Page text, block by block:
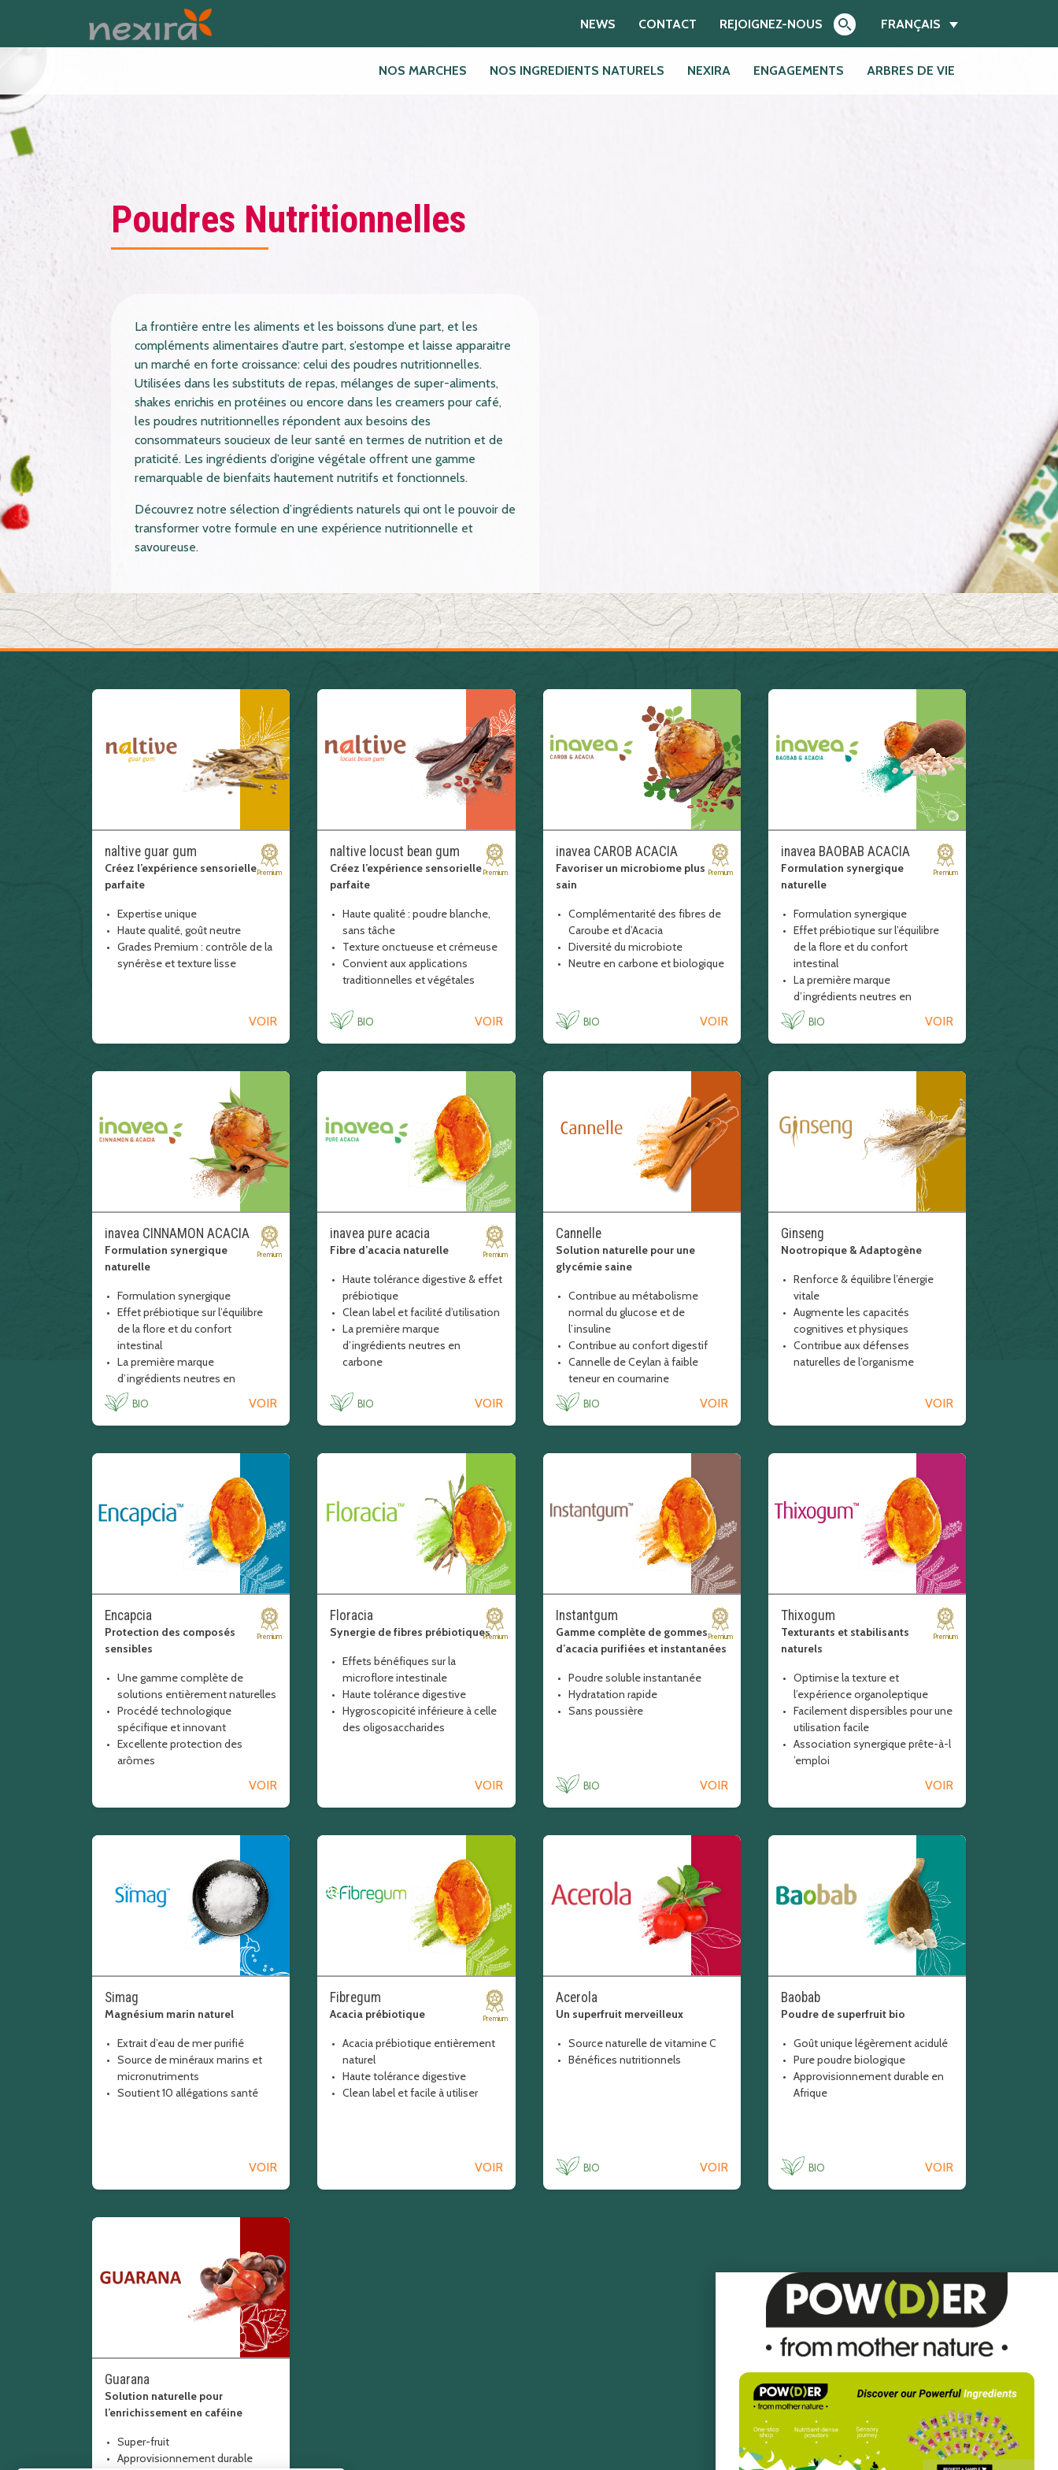
NEWS CONTACT REJOIGNEZ-NOUS FRANÇAIS
NOS MARCHES NOS INGREDIENTS NATURELS NEXIRA ENGAGEMENTS ARBRES DE VIE
Poudres Nutritionnelles
La frontière entre les aliments et les boissons d’une part, et les
compléments alimentaires d’autre part, s’estompe et laisse apparaitre
un marché en forte croissance: celui des poudres nutritionnelles.
Utilisées dans les substituts de repas, mélanges de super-aliments,
shakes enrichis en protéines ou encore dans les creamers pour café,
les poudres nutritionnelles répondent aux besoins des
consommateurs soucieux de leur santé en termes de nutrition et de
praticité. Les ingrédients d’origine végétale offrent une gamme
remarquable de bienfaits hautement nutritifs et fonctionnels.
Découvrez notre sélection d’ingrédients naturels qui ont le pouvoir de
transformer votre formule en une expérience nutritionnelle et
savoureuse.
Premium
naltive guar gum
Créez l’expérience sensorielle
parfaite
Expertise unique
Haute qualité, goût neutre
Grades Premium : contrôle de la
synérèse et texture lisse
VOIR
Premium
naltive locust bean gum
Créez l’expérience sensorielle
parfaite
Haute qualité : poudre blanche,
sans tâche
Texture onctueuse et crémeuse
Convient aux applications
traditionnelles et végétales
BIO VOIR
Premium
inavea CAROB ACACIA
Favoriser un microbiome plus
sain
Complémentarité des fibres de
Caroube et d’Acacia
Diversité du microbiote
Neutre en carbone et biologique
BIO VOIR
Premium
inavea BAOBAB ACACIA
Formulation synergique
naturelle
Formulation synergique
Effet prébiotique sur l’équilibre
de la flore et du confort
intestinal
La première marque
d’ingrédients neutres en
carbone
fibre enrichir enrichissement
BIO VOIR
Premium
inavea CINNAMON ACACIA
Formulation synergique
naturelle
Formulation synergique
Effet prébiotique sur l’équilibre
de la flore et du confort
intestinal
La première marque
d’ingrédients neutres en
carbone
fibre enrichir enrichissement
BIO VOIR
Premium
inavea pure acacia
Fibre d’acacia naturelle
Haute tolérance digestive & effet
prébiotique
Clean label et facilité d’utilisation
La première marque
d’ingrédients neutres en
carbone
BIO VOIR
Cannelle
Solution naturelle pour une
glycémie saine
Contribue au métabolisme
normal du glucose et de
l’insuline
Contribue au confort digestif
Cannelle de Ceylan à faible
teneur en coumarine
BIO VOIR
Ginseng
Nootropique & Adaptogène
Renforce & équilibre l’énergie
vitale
Augmente les capacités
cognitives et physiques
Contribue aux défenses
naturelles de l’organisme
VOIR
Premium
Encapcia
Protection des composés
sensibles
Une gamme complète de
solutions entièrement naturelles
Procédé technologique
spécifique et innovant
Excellente protection des
arômes
VOIR
Premium
Floracia
Synergie de fibres prébiotiques
Effets bénéfiques sur la
microflore intestinale
Haute tolérance digestive
Hygroscopicité inférieure à celle
des oligosaccharides
VOIR
Premium
Instantgum
Gamme complète de gommes
d’acacia purifiées et instantanées
Poudre soluble instantanée
Hydratation rapide
Sans poussière
BIO VOIR
Premium
Thixogum
Texturants et stabilisants
naturels
Optimise la texture et
l’expérience organoleptique
Facilement dispersibles pour une
utilisation facile
Association synergique prête-à-l
’emploi
VOIR
Simag
Magnésium marin naturel
Extrait d’eau de mer purifié
Source de minéraux marins et
micronutriments
Soutient 10 allégations santé
VOIR
Premium
Fibregum
Acacia prébiotique
Acacia prébiotique entièrement
naturel
Haute tolérance digestive
Clean label et facile à utiliser
VOIR
Acerola
Un superfruit merveilleux
Source naturelle de vitamine C
Bénéfices nutritionnels
BIO VOIR
Baobab
Poudre de superfruit bio
Goût unique légèrement acidulé
Pure poudre biologique
Approvisionnement durable en
Afrique
BIO VOIR
Guarana
Solution naturelle pour
l’enrichissement en caféine
Super-fruit
Approvisionnement durable